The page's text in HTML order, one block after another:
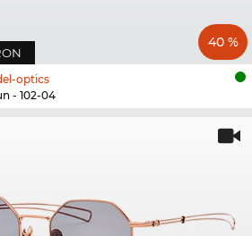
40 %
optics
- 102-04